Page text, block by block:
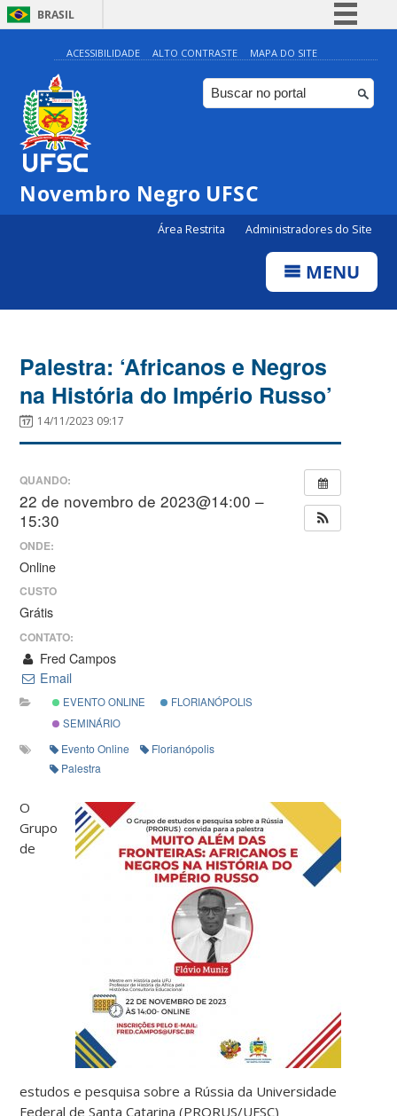
BRASIL
Simplifique!
Comunica BR
Participe
ACESSIBILIDADE ALTO CONTRASTE MAPA DO SITE
Novembro Negro UFSC
Área Restrita Administradores do Site
MENU
Palestra: ‘Africanos e Negros
na História do Império Russo’
14/11/2023 09:17
QUANDO:
22 de novembro de 2023@14:00 –
15:30
ONDE:
Online
CUSTO
Grátis
CONTATO:
Fred Campos
Email
EVENTO ONLINE
FLORIANÓPOLIS
SEMINÁRIO
Evento Online
Florianópolis
Palestra
O
Grupo
de
estudos e pesquisa sobre a Rússia da Universidade
Federal de Santa Catarina (PRORUS/UFSC)